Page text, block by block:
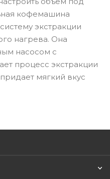
кофемашина
экстракции
нагрева. Она
насосом с
процесс экстракции
мягкий вкус